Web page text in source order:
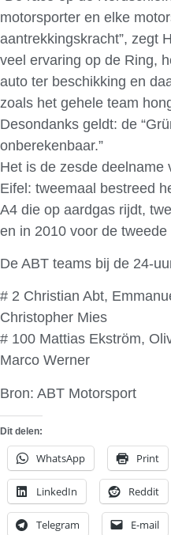
motorsporter en elke
aantrekkingskracht”, zegt
veel ervaring op de Ring,
auto ter beschikking en
zoals het gehele team
Desondanks geldt: de
onberekenbaar.”
Het is de zesde deelname
Eifel: tweemaal bestreed
A4 die op aardgas rijdt,
en in 2010 voor de
De ABT teams bij de 24-
# 2 Christian Abt,
Christopher Mies
# 100 Mattias Ekström,
Marco Werner
Bron: ABT Motorsport
Dit delen:
WhatsApp Print
LinkedIn Reddit
Telegram E-mail